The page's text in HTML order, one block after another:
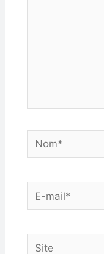
Nom*
E-
mail*
Site